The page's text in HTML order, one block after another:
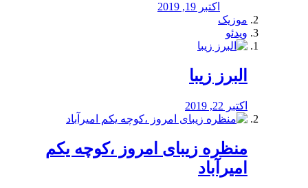
اکتبر 19, 2019
موزیک
ویدئو
البرز زیبا
اکتبر 22, 2019
منظره‌‌ زیبای امروز ،کوچه یکم
امیرآباد